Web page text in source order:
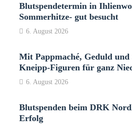
Blutspendetermin in
Sommerhitze- gut besucht
6. August 2026
Mit Pappmaché, Geduld
Kneipp-Figuren für ganz
6. August 2026
Blutspenden beim DRK
Erfolg